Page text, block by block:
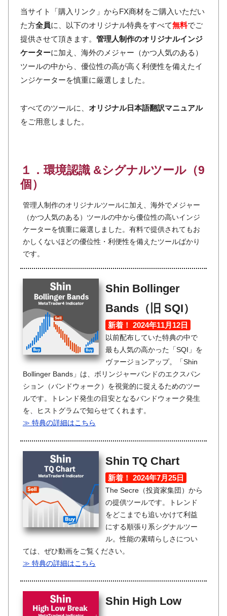
当サイト「購入リンク」からFX商材をご購入いただい
た方全員に、以下のオリジナル特典をすべて無料でご
提供させて頂きます。 管理人制作のオリジナルインジ
ケーターに加え、海外のメジャー（かつ人気のある）
ツールの中から、優位性の高が高く利便性を備えたイ
ンジケーターを慎重に厳選しました。
すべてのツールに、 オリジナル日本語翻訳マニュアル
をご用意しました。
１．環境認識 &シグナルツール（9
個）
管理人制作のオリジナルツールに加え、海外でメジャー
（かつ人気のある）ツールの中から優位性の高いインジ
ケーターを慎重に厳選しました。有料で提供されてもお
かしくないほどの優位性・利便性を備えたツールばかり
です。
Shin Bollinger
Bands（旧 SQI）
新着！ 2024年11月12日
以前配布していた特典の中で
最も人気の高かった「SQI」を
ヴァージョンアップ。「Shin
Bollinger Bands」は、ボリンジャーバンドのエクスパン
ション（バンドウォーク）を視覚的に捉えるためのツー
ルです。トレンド発生の目安となるバンドウォーク発生
を、ヒストグラムで知らせてくれます。
≫ 特典の詳細はこちら
Shin TQ Chart
新着！ 2024年7月25日
The Secre（投資家集団）から
の提供ツールです。トレンド
をどこまでも追いかけて利益
にする順張り系シグナルツー
ル。性能の素晴らしさについ
ては、ぜひ動画をご覧ください。
≫ 特典の詳細はこちら
Shin High Low